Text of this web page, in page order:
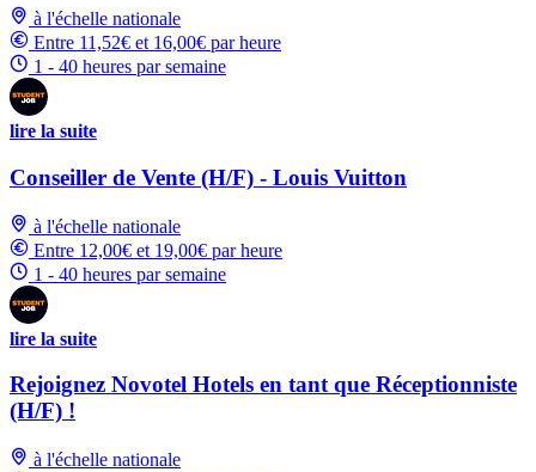
à l'échelle nationale
Entre 11,52€ et 16,00€ par heure
1 - 40 heures par semaine
lire la suite
Conseiller de Vente (H/F) - Louis Vuitton
à l'échelle nationale
Entre 12,00€ et 19,00€ par heure
1 - 40 heures par semaine
lire la suite
Rejoignez Novotel Hotels en tant que Réceptionniste
(H/F) !
à l'échelle nationale